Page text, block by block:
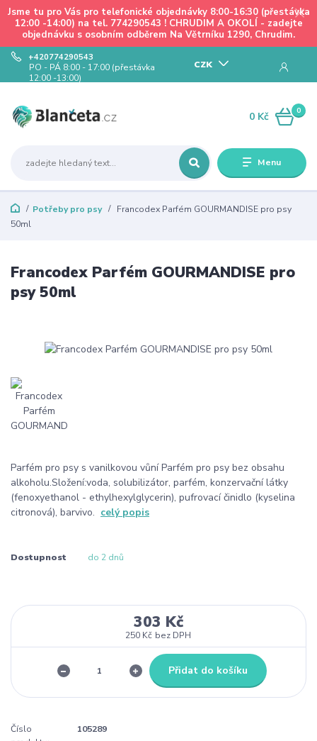
Jsme tu pro Vás pro telefonické objednávky 8:00-16:30 (přestávka
12:00 -14:00) na tel. 774290543 ! CHRUDIM A OKOLÍ - zadejte
objednávku s osobním odběrem Na Větrníku 1290, Chrudim.
Menu
CZK
+420774290543
PO - PÁ 8:00 - 17:00 (přestávka
12:00 -13:00)
0
0 Kč
Potřeby pro psy
Francodex Parfém GOURMANDISE pro psy
50ml
Francodex Parfém GOURMANDISE pro
psy 50ml
Parfém pro psy s vanilkovou vůní Parfém pro psy bez obsahu
alkoholu.Složení:voda, solubilizátor, parfém, konzervační látky
(fenoxyethanol - ethylhexylglycerin), pufrovací činidlo (kyselina
citronová), barvivo. celý popis
Dostupnost do 2 dnů
303 Kč
250 Kč bez DPH
Přidat do košíku
Číslo
105289